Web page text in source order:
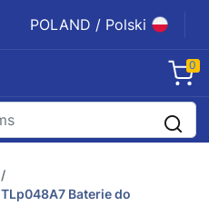
POLAND / Polski
0
TLp048A7 Baterie do